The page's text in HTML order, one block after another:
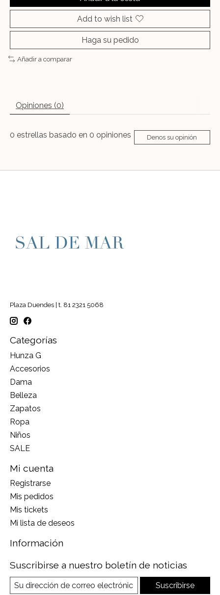
Add to wish list
Haga su pedido
Añadir a comparar
Opiniones (0)
0 estrellas basado en 0 opiniones Denos su opinión
Plaza Duendes | t. 81 2321 5068
Categorías
Hunza G
Accesorios
Dama
Belleza
Zapatos
Ropa
Niños
SALE
Mi cuenta
Registrarse
Mis pedidos
Mis tickets
Mi lista de deseos
Información
Suscribirse a nuestro boletín de noticias
Suscribirse